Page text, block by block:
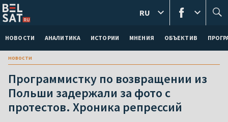
НОВОСТИ АНАЛИТИКА ИСТОРИИ МНЕНИЯ ОБЪЕКТИВ
RU
новости
Программистку по возвращении из
Польши задержали за фото с
протестов. Хроника репрессий